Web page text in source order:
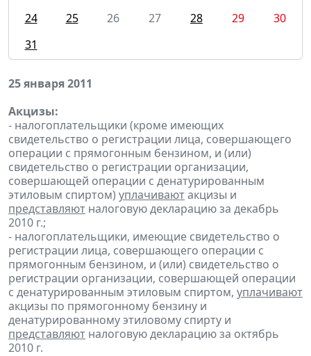
24
25 26 27 28 29
30
31
25 января 2011
Акцизы:
- налогоплательщики (кроме имеющих
свидетельство о регистрации лица, совершающего
операции с прямогонным бензином, и (или)
свидетельство о регистрации организации,
совершающей операции с денатурированным
этиловым спиртом) уплачиваютакцизы и
представляют налоговую декларацию за декабрь
2010 г.;
- налогоплательщики, имеющие свидетельство о
регистрации лица, совершающего операции с
прямогонным бензином, и (или) свидетельство о
регистрации организации, совершающей операции
с денатурированным этиловым спиртом, уплачивают
акцизы по прямогонному бензину и
денатурированному этиловому спирту и
представляют налоговую декларацию за октябрь
2010 г.